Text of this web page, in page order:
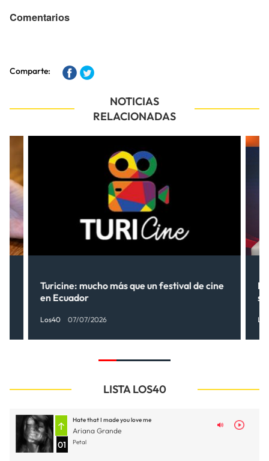
Comentarios
Comparte:
NOTICIAS
RELACIONADAS
Turicine: mucho más que un festival de cine
en Ecuador
Los40 07/07/2026
LISTA LOS40
01
Hate that I made you love me
Ariana Grande
Petal